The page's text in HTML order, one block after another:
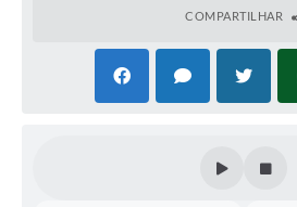
COMPARTILHAR